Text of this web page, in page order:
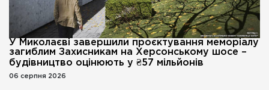
У Миколаєві завершили проєктування меморіалу
загиблим Захисникам на Херсонському шосе –
будівництво оцінюють у ₴57 мільйонів
06 серпня 2026